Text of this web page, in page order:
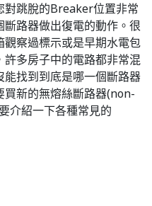
對跳脫的Breaker位置非常
路器做出復電的動作。很
察過標示或是早期水電包
多房子中的電路都非常混
找到到底是哪一個斷路器
新的無熔絲斷路器(non-
介紹一下各種常見的